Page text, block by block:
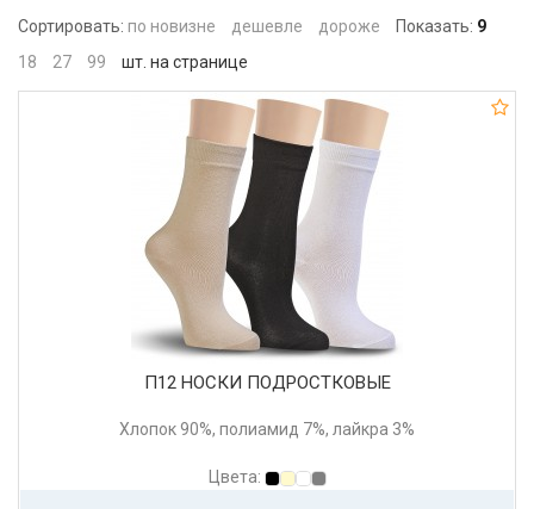
Сортировать: по новизне дешевле дороже Показать: 9
18
27 99 шт. на странице
П12 НОСКИ ПОДРОСТКОВЫЕ
Хлопок 90%, полиамид 7%, лайкра 3%
Цвета: